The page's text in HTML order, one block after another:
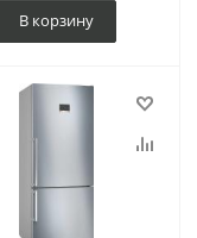
В корзину